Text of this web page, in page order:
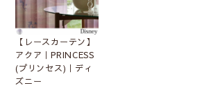
【レースカーテン】
アクア｜PRINCESS
(プリンセス)｜ディ
ズニー